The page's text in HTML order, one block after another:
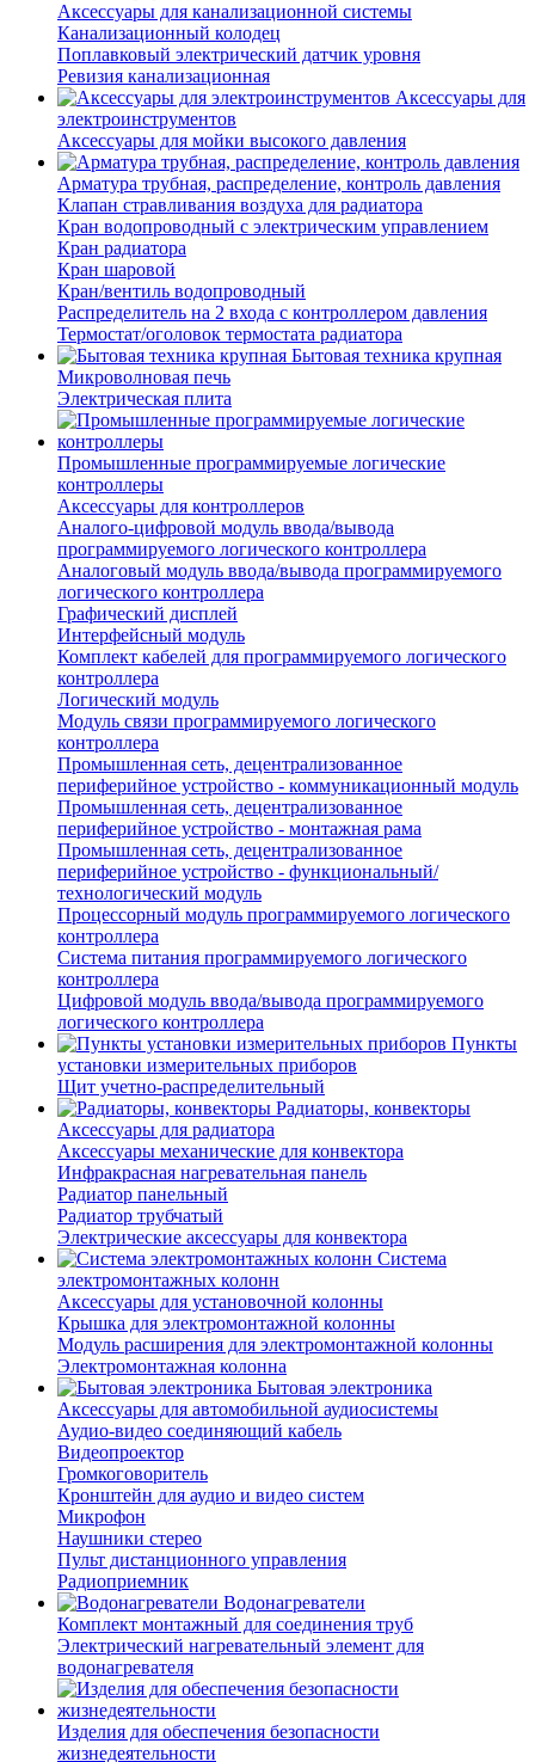
Аксессуары для канализационной системы
Канализационный колодец
Поплавковый электрический датчик уровня
Ревизия канализационная
Аксессуары для
электроинструментов
Аксессуары для мойки высокого давления
Арматура трубная, распределение, контроль давления
Клапан стравливания воздуха для радиатора
Кран водопроводный с электрическим управлением
Кран радиатора
Кран шаровой
Кран/вентиль водопроводный
Распределитель на 2 входа с контроллером давления
Термостат/оголовок термостата радиатора
Бытовая техника крупная
Микроволновая печь
Электрическая плита
Промышленные программируемые логические
контроллеры
Аксессуары для контроллеров
Аналого-цифровой модуль ввода/вывода
программируемого логического контроллера
Аналоговый модуль ввода/вывода программируемого
логического контроллера
Графический дисплей
Интерфейсный модуль
Комплект кабелей для программируемого логического
контроллера
Логический модуль
Модуль связи программируемого логического
контроллера
Промышленная сеть, децентрализованное
периферийное устройство - коммуникационный модуль
Промышленная сеть, децентрализованное
периферийное устройство - монтажная рама
Промышленная сеть, децентрализованное
периферийное устройство - функциональный/
технологический модуль
Процессорный модуль программируемого логического
контроллера
Система питания программируемого логического
контроллера
Цифровой модуль ввода/вывода программируемого
логического контроллера
Пункты
установки измерительных приборов
Щит учетно-распределительный
Радиаторы, конвекторы
Аксессуары для радиатора
Аксессуары механические для конвектора
Инфракрасная нагревательная панель
Радиатор панельный
Радиатор трубчатый
Электрические аксессуары для конвектора
Система
электромонтажных колонн
Аксессуары для установочной колонны
Крышка для электромонтажной колонны
Модуль расширения для электромонтажной колонны
Электромонтажная колонна
Бытовая электроника
Аксессуары для автомобильной аудиосистемы
Аудио-видео соединяющий кабель
Видеопроектор
Громкоговоритель
Кронштейн для аудио и видео систем
Микрофон
Наушники стерео
Пульт дистанционного управления
Радиоприемник
Водонагреватели
Комплект монтажный для соединения труб
Электрический нагревательный элемент для
водонагревателя
Изделия для обеспечения безопасности
жизнедеятельности